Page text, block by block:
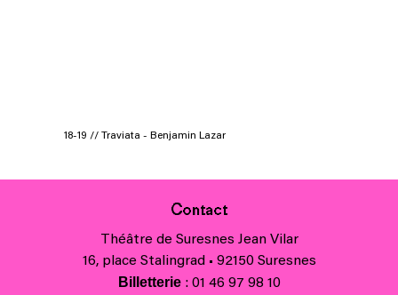
18-19 // Traviata - Benjamin Lazar
Contact
Théâtre de Suresnes Jean Vilar
16, place Stalingrad • 92150 Suresnes
Billetterie: 01 46 97 98 10